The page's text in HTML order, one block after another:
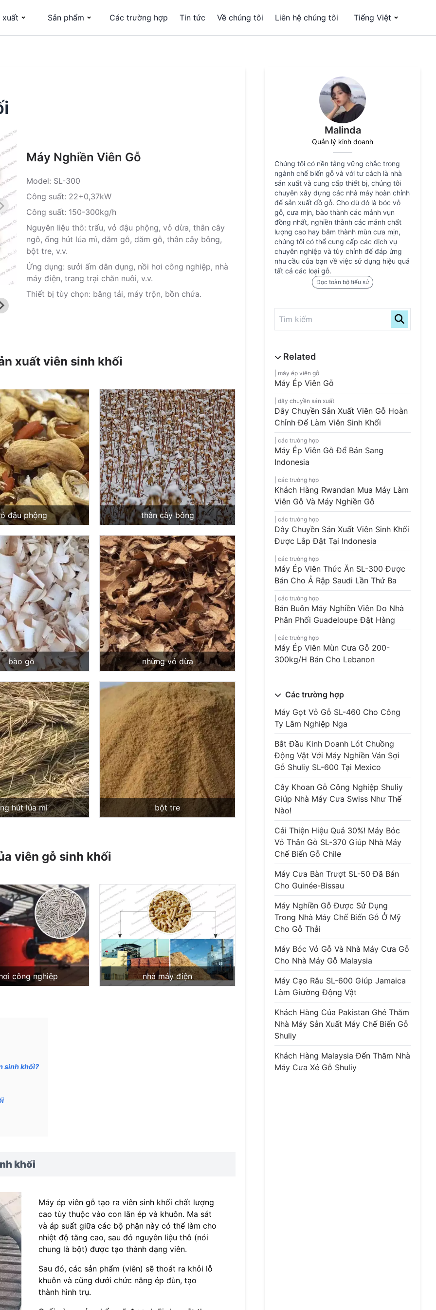
xuất Sản phẩm Các trường hợp Tin tức Về chúng tôi Liên hệ chúng tôi Tiếng Việt
Máy Nghiền Viên Gỗ
Model: SL-300
Công suất: 22+0,37kW
Công suất: 150-300kg/h
Nguyên liệu thô: trấu, vỏ đậu phộng, vỏ dừa, thân cây
ngô, ống hút lúa mì, dăm gỗ, dăm gỗ, thân cây bông,
bột tre, v.v.
Ứng dụng: sưởi ấm dân dụng, nồi hơi công nghiệp, nhà
máy điện, trang trại chăn nuôi, v.v.
Thiết bị tùy chọn: băng tải, máy trộn, bồn chứa.
xuất viên sinh khối
đậu phộng thân cây bông
bào gỗ những vỏ dừa
hút lúa mì bột tre
viên gỗ sinh khối
công nghiệp nhà máy điện
sinh khối?
khối
Máy ép viên gỗ tạo ra viên sinh khối chất lượng
cao tùy thuộc vào con lăn ép và khuôn. Ma sát
và áp suất giữa các bộ phận này có thể làm cho
nhiệt độ tăng cao, sau đó nguyên liệu thô (nói
chung là bột) được tạo thành dạng viên.
Sau đó, các sản phẩm (viên) sẽ thoát ra khỏi lỗ
khuôn và cũng dưới chức năng ép đùn, tạo
thành hình trụ.
Malinda
Quản lý kinh doanh
Chúng tôi có nền tảng vững chắc trong
ngành chế biến gỗ và với tư cách là nhà
sản xuất và cung cấp thiết bị, chúng tôi
chuyên xây dựng các nhà máy hoàn chỉnh
để sản xuất đồ gỗ. Cho dù đó là bóc vỏ
gỗ, cưa mịn, bào thành các mảnh vụn
đồng nhất, nghiền thành các mảnh chất
lượng cao hay băm thành mùn cưa mịn,
chúng tôi có thể cung cấp các dịch vụ
chuyên nghiệp và tùy chỉnh để đáp ứng
nhu cầu của bạn về việc sử dụng hiệu quả
tất cả các loại gỗ.
Đọc toàn bộ tiểu sử
máy ép viên gỗ
Máy Ép Viên Gỗ
dây chuyền sản xuất
Dây Chuyền Sản Xuất Viên Gỗ Hoàn
Chỉnh Để Làm Viên Sinh Khối
các trường hợp
Máy Ép Viên Gỗ Để Bán Sang
Indonesia
các trường hợp
Khách Hàng Rwandan Mua Máy Làm
Viên Gỗ Và Máy Nghiền Gỗ
các trường hợp
Dây Chuyền Sản Xuất Viên Sinh Khối
Được Lắp Đặt Tại Indonesia
các trường hợp
Máy Ép Viên Thức Ăn SL-300 Được
Bán Cho Ả Rập Saudi Lần Thứ Ba
các trường hợp
Bán Buôn Máy Nghiền Viên Do Nhà
Phân Phối Guadeloupe Đặt Hàng
các trường hợp
Máy Ép Viên Mùn Cưa Gỗ 200-
300kg/h Bán Cho Lebanon
Các trường hợp
Máy Gọt Vỏ Gỗ SL-460 Cho Công
Ty Lâm Nghiệp Nga
Bắt Đầu Kinh Doanh Lót Chuồng
Động Vật Với Máy Nghiền Ván Sợi
Gỗ Shuliy SL-600 Tại Mexico
Cây Khoan Gỗ Công Nghiệp Shuliy
Giúp Nhà Máy Cưa Swiss Như Thế
Nào!
Cải Thiện Hiệu Quả 30%! Máy Bóc
Vỏ Thân Gỗ SL-370 Giúp Nhà Máy
Chế Biến Gỗ Chile
Máy Cưa Bàn Trượt SL-50 Đã Bán
Cho Guinée-Bissau
Máy Nghiền Gỗ Được Sử Dụng
Trong Nhà Máy Chế Biến Gỗ Ở Mỹ
Cho Gỗ Thải
Máy Bóc Vỏ Gỗ Và Nhà Máy Cưa Gỗ
Cho Nhà Máy Gỗ Malaysia
Máy Cạo Râu SL-600 Giúp Jamaica
Làm Giường Động Vật
Khách Hàng Của Pakistan Ghé Thăm
Nhà Máy Sản Xuất Máy Chế Biến Gỗ
Shuliy
Khách Hàng Malaysia Đến Thăm Nhà
Máy Cưa Xẻ Gỗ Shuliy